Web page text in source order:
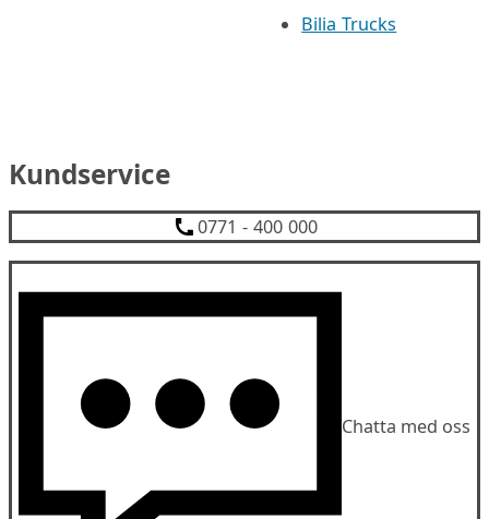
Bilia Trucks
Kundservice
0771 - 400 000
Chatta med oss